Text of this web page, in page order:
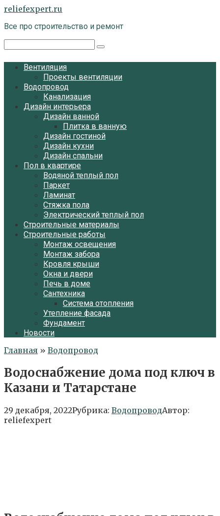
Перейти
контенту
reliefexpert.ru
Все про строительство и ремонт
Вентиляция
Проекты вентиляции
Водопровод
Канализация
Дизайн интерьера
Дизайн ванной
Плитка в ванную
Дизайн гостиной
Дизайн кухни
Дизайн спальни
Пол в квартире
Водяной теплый пол
Паркет
Ламинат
Стяжка пола
Электрический теплый пол
Строительные материалы
Строительные работы
Монтаж освещения
Монтаж забора
Кровля крыши
Окна и двери
Печь в доме
Сантехника
Система отопления
Утепление фасада
Фундамент
Новости
Главная » Водопровод
Водоснабжение дома под ключ в
Казани и Татарстане
29 декабря, 2022Рубрика: ВодопроводАвтор:
reliefexpert